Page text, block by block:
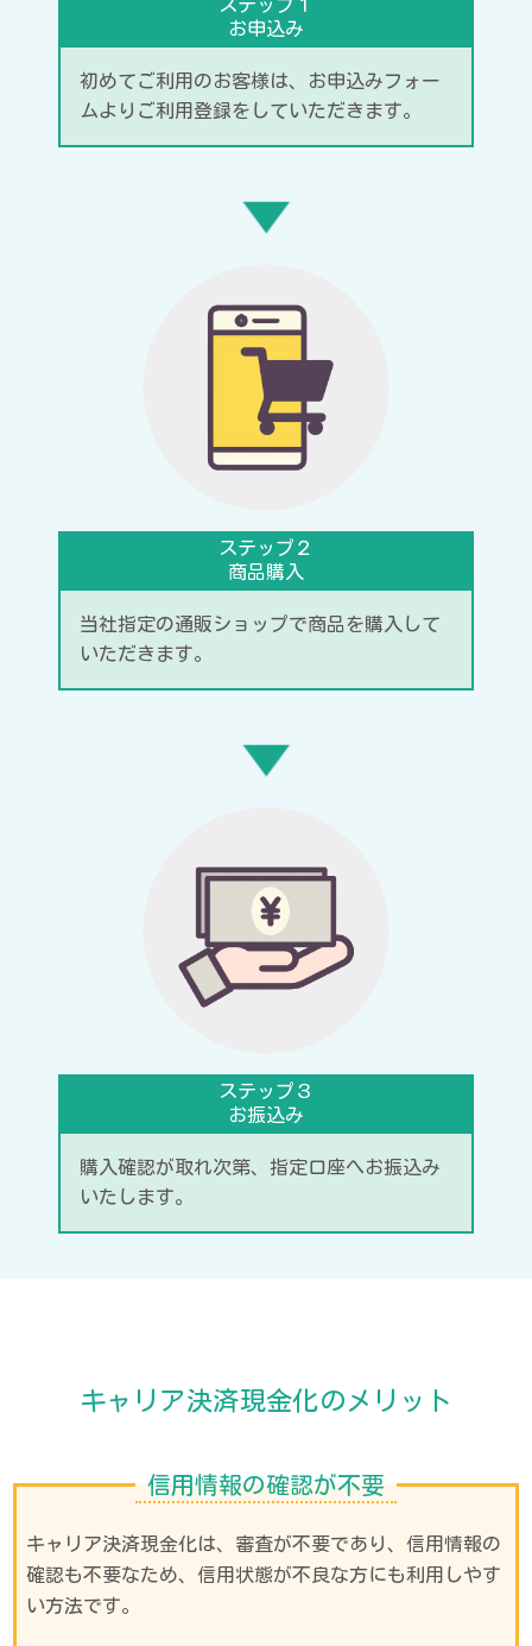
ステップ１
お申込み
初めてご利用のお客様は、お申込みフォー
ムよりご利用登録をしていただきます。
ステップ２
商品購入
当社指定の通販ショップで商品を購入して
いただきます。
ステップ３
お振込み
購入確認が取れ次第、指定口座へお振込み
いたします。
キャリア決済現金化のメリット
信用情報の確認が不要
キャリア決済現金化は、審査が不要であり、信用情報の
確認も不要なため、信用状態が不良な方にも利用しやす
い方法です。